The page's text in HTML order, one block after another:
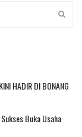
HADIR DI BONANG
Buka Usaha